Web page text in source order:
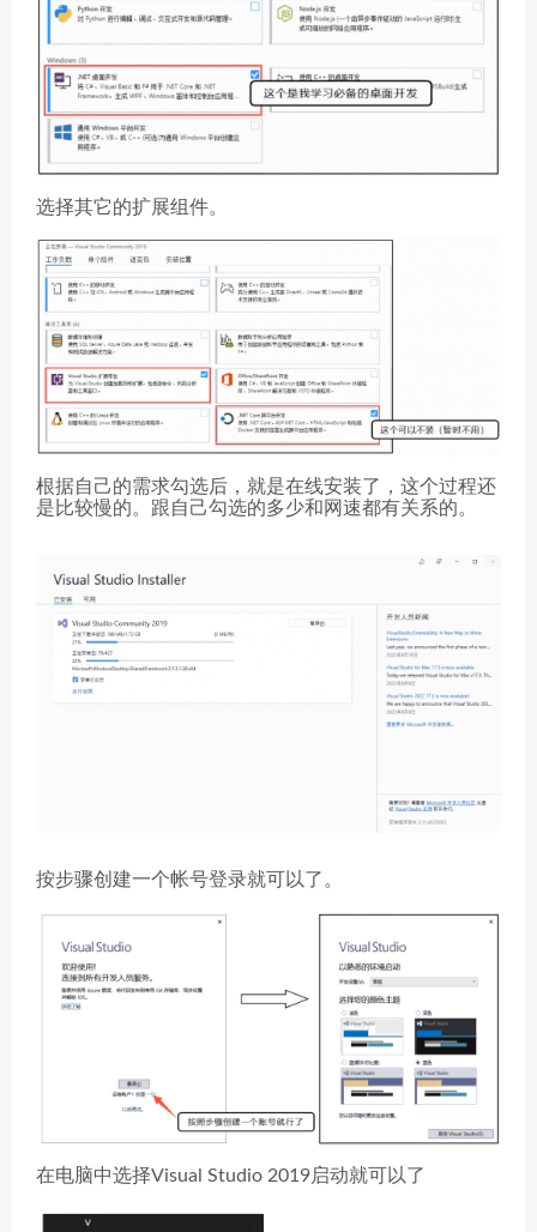
选择其它的扩展组件。
根据自己的需求勾选后，就是在线安装了，这个过程还
是比较慢的。跟自己勾选的多少和网速都有关系的。
按步骤创建一个帐号登录就可以了。
在电脑中选择Visual Studio 2019启动就可以了